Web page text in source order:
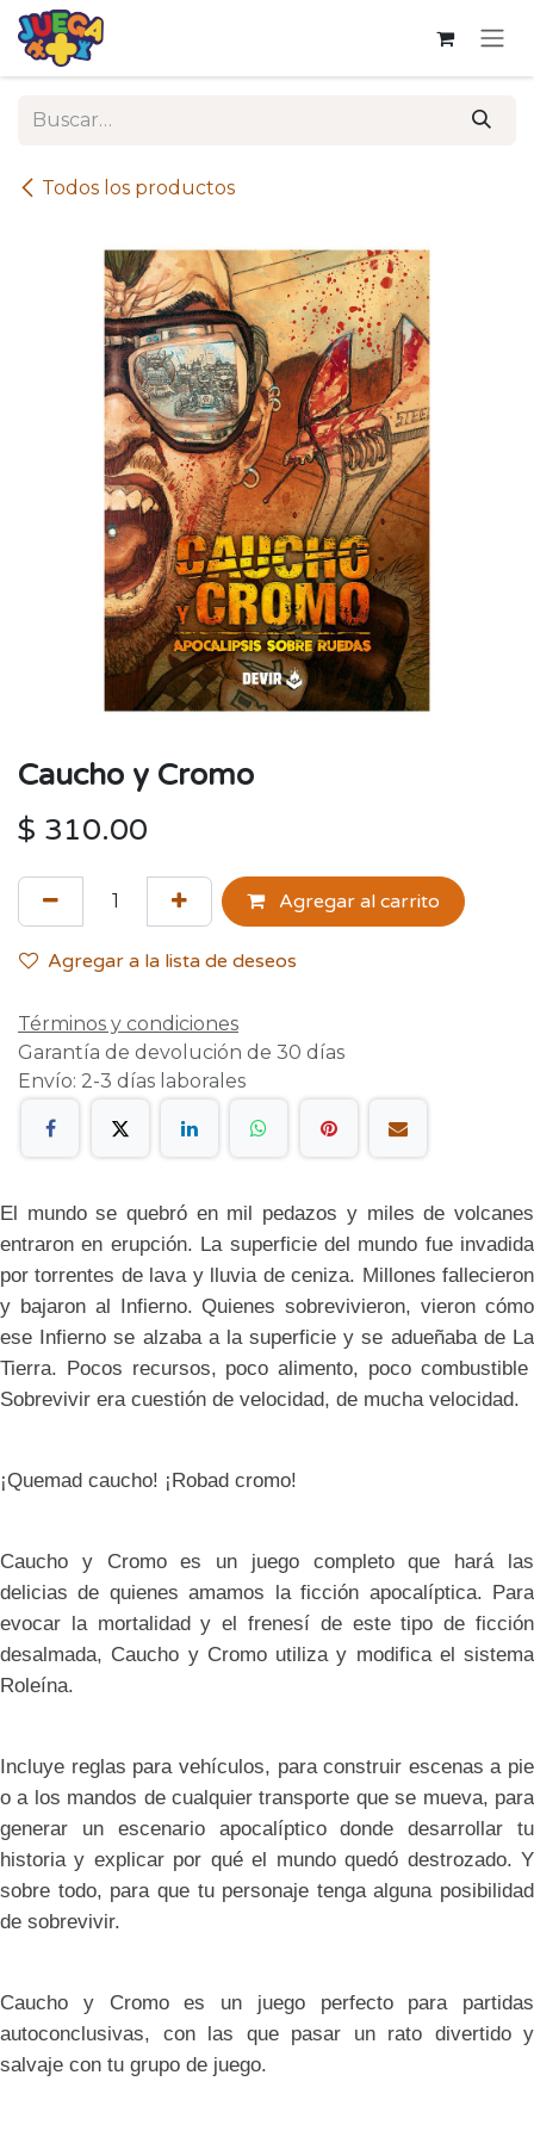
Ir al contenido
Todos los productos
Caucho y Cromo
$ 310.00
Agregar al carrito
Agregar a la lista de deseos
Términos y condiciones
Garantía de devolución de 30 días
Envío: 2-3 días laborales
El mundo se quebró en mil pedazos y miles de volcanes
entraron en erupción. La superficie del mundo fue invadida
por torrentes de lava y lluvia de ceniza. Millones fallecieron
y bajaron al Infierno. Quienes sobrevivieron, vieron cómo
ese Infierno se alzaba a la superficie y se adueñaba de La
Tierra. Pocos recursos, poco alimento, poco combustible
Sobrevivir era cuestión de velocidad, de mucha velocidad.
¡Quemad caucho! ¡Robad cromo!
Caucho y Cromo es un juego completo que hará las
delicias de quienes amamos la ficción apocalíptica. Para
evocar la mortalidad y el frenesí de este tipo de ficción
desalmada, Caucho y Cromo utiliza y modifica el sistema
Roleína.
Incluye reglas para vehículos, para construir escenas a pie
o a los mandos de cualquier transporte que se mueva, para
generar un escenario apocalíptico donde desarrollar tu
historia y explicar por qué el mundo quedó destrozado. Y
sobre todo, para que tu personaje tenga alguna posibilidad
de sobrevivir.
Caucho y Cromo es un juego perfecto para partidas
autoconclusivas, con las que pasar un rato divertido y
salvaje con tu grupo de juego.